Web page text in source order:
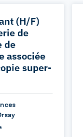
(H/F)
de
de
associée
super-